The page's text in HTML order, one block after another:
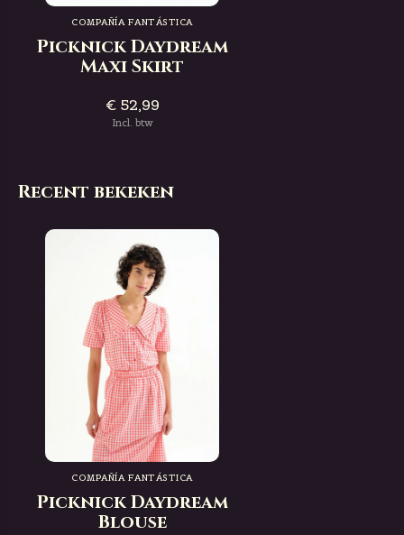
COMPAÑÍA FANTÁSTICA
Picknick Daydream
Maxi Skirt
€ 52,99
Incl. btw
Recent bekeken
COMPAÑÍA FANTÁSTICA
Picknick Daydream
Blouse